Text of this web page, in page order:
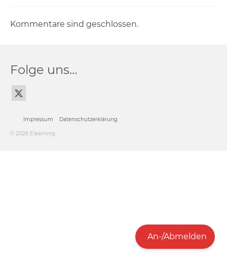
Kommentare sind geschlossen.
Folge uns…
Impressum Datenschutzerklärung
© 2026 Elearning
An-/Abmelden